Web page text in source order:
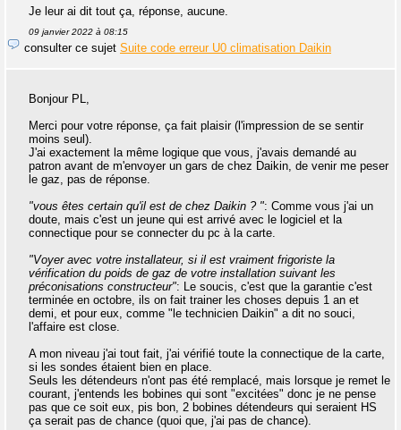
Je leur ai dit tout ça, réponse, aucune.
09 janvier 2022 à 08:15
consulter ce sujet Suite code erreur U0 climatisation Daikin
Bonjour PL,
Merci pour votre réponse, ça fait plaisir (l'impression de se sentir
moins seul).
J'ai exactement la même logique que vous, j'avais demandé au
patron avant de m'envoyer un gars de chez Daikin, de venir me peser
le gaz, pas de réponse.
"vous êtes certain qu'il est de chez Daikin ? ": Comme vous j'ai un
doute, mais c'est un jeune qui est arrivé avec le logiciel et la
connectique pour se connecter du pc à la carte.
"Voyer avec votre installateur, si il est vraiment frigoriste la
vérification du poids de gaz de votre installation suivant les
préconisations constructeur": Le soucis, c'est que la garantie c'est
terminée en octobre, ils on fait trainer les choses depuis 1 an et
demi, et pour eux, comme "le technicien Daikin" a dit no souci,
l'affaire est close.
A mon niveau j'ai tout fait, j'ai vérifié toute la connectique de la carte,
si les sondes étaient bien en place.
Seuls les détendeurs n'ont pas été remplacé, mais lorsque je remet le
courant, j'entends les bobines qui sont "excitées" donc je ne pense
pas que ce soit eux, pis bon, 2 bobines détendeurs qui seraient HS
ça serait pas de chance (quoi que, j'ai pas de chance).